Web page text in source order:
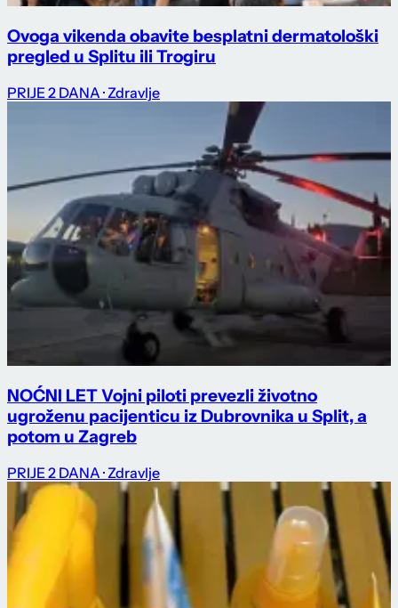
Ovoga vikenda obavite besplatni dermatološki
pregled u Splitu ili Trogiru
PRIJE 2 DANA · Zdravlje
NOĆNI LET Vojni piloti prevezli životno
ugroženu pacijenticu iz Dubrovnika u Split, a
potom u Zagreb
PRIJE 2 DANA · Zdravlje